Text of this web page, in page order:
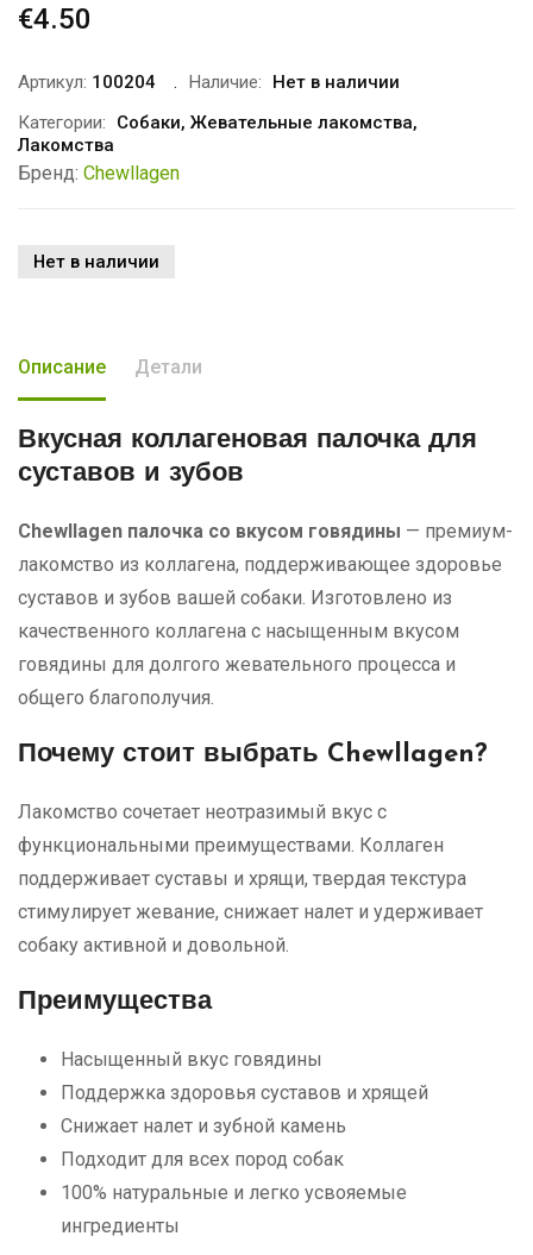
€4.50
Артикул: 100204 Наличие:
Нет в наличии
Категории:
Собаки, Жевательные лакомства,
Лакомства
Бренд: Chewllagen
Нет в наличии
Описание Детали
Вкусная коллагеновая палочкадля
суставов и зубов
Chewllagen палочка со вкусом говядины — премиум-
лакомство из коллагена, поддерживающее здоровье
суставов и зубов вашей собаки. Изготовлено из
качественного коллагена с насыщенным вкусом
говядины для долгого жевательного процесса и
общего благополучия.
Почему стоит выбрать Chewllagen?
Лакомство сочетает неотразимый вкус с
функциональными преимуществами. Коллаген
поддерживает суставы и хрящи, твердая текстура
стимулирует жевание, снижает налет и удерживает
собаку активной и довольной.
Преимущества
Насыщенный вкус говядины
Поддержка здоровья суставов и хрящей
Снижает налет и зубной камень
Подходит для всех пород собак
100% натуральные и легко усвояемые
ингредиенты